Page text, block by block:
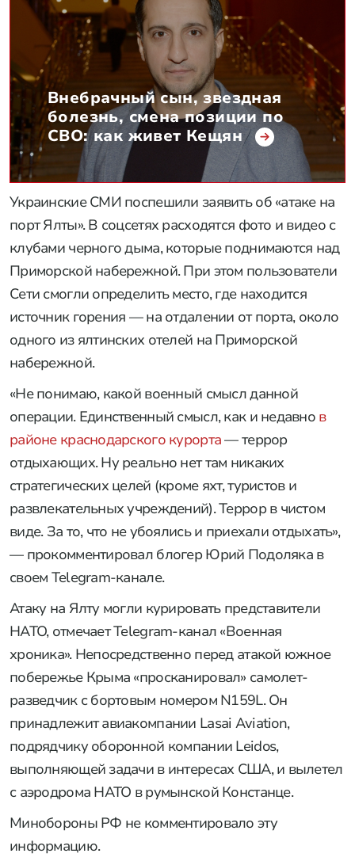
Внебрачный сын, звездная
болезнь, смена позиции по
СВО: как живет Кещян
Украинские СМИ поспешили заявить об «атаке на
порт Ялты». В соцсетях расходятся фото и видео с
клубами черного дыма, которые поднимаются над
Приморской набережной. При этом пользователи
Сети смогли определить место, где находится
источник горения — на отдалении от порта, около
одного из ялтинских отелей на Приморской
набережной.
«Не понимаю, какой военный смысл данной
операции. Единственный смысл, как и недавно в
районе краснодарского курорта— террор
отдыхающих. Ну реально нет там никаких
стратегических целей (кроме яхт, туристов и
развлекательных учреждений). Террор в чистом
виде. За то, что не убоялись и приехали отдыхать»,
— прокомментировал блогер Юрий Подоляка в
своем Telegram-канале.
Атаку на Ялту могли курировать представители
НАТО, отмечает Telegram-канал «Военная
хроника». Непосредственно перед атакой южное
побережье Крыма «просканировал» самолет-
разведчик с бортовым номером N159L. Он
принадлежит авиакомпании Lasai Aviation,
подрядчику оборонной компании Leidos,
выполняющей задачи в интересах США, и вылетел
с аэродрома НАТО в румынской Констанце.
Минобороны РФ не комментировало эту
информацию.